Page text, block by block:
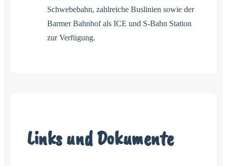
Schwebebahn, zahlreiche Buslinien sowie der
Barmer Bahnhof als ICE und S-Bahn Station
zur Verfügung.
Links und Dokumente